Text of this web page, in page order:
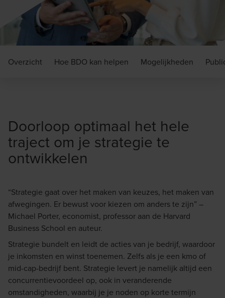
Overzicht Hoe BDO kan helpen Mogelijkheden
Doorloop optimaal het hele
traject om je strategie te
ontwikkelen
“Strategie gaat over het maken van keuzes, het maken van
afwegingen. Er bewust voor kiezen om anders te zijn” –
Michael Porter, economist, professor aan de Harvard
Business School en auteur.
Strategie bundelt en leidt de acties van je bedrijf, waardoor
je inkomsten en winst toenemen. Zelfs als je een kmo of
mid-cap-bedrijf bent. Strategie levert je namelijk altijd een
concurrentievoordeel op, ook in veranderende
omstandigheden, waarbij je je noden op korte termijn